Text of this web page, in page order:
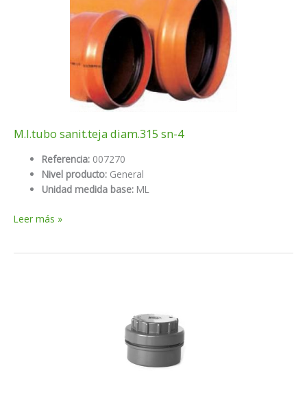
M.l.tubo sanit.teja diam.315 sn-4
Referencia: 007270
Nivel producto: General
Unidad medida base: ML
M.l.tubo
Leer más »